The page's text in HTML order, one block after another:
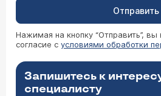
Отправить
Нажимая на кнопку “Отправить”,
согласие с условиями обработки
Запишитесь к
специалисту